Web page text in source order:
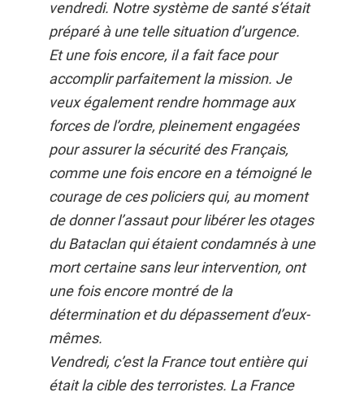
vendredi. Notre système de santé s’était
préparé à une telle situation d’urgence.
Et une fois encore, il a fait face pour
accomplir parfaitement la mission. Je
veux également rendre hommage aux
forces de l’ordre, pleinement engagées
pour assurer la sécurité des Français,
comme une fois encore en a témoigné le
courage de ces policiers qui, au moment
de donner l’assaut pour libérer les otages
du Bataclan qui étaient condamnés à une
mort certaine sans leur intervention, ont
une fois encore montré de la
détermination et du dépassement d’eux-
mêmes.
Vendredi, c’est la France tout entière qui
était la cible des terroristes. La France